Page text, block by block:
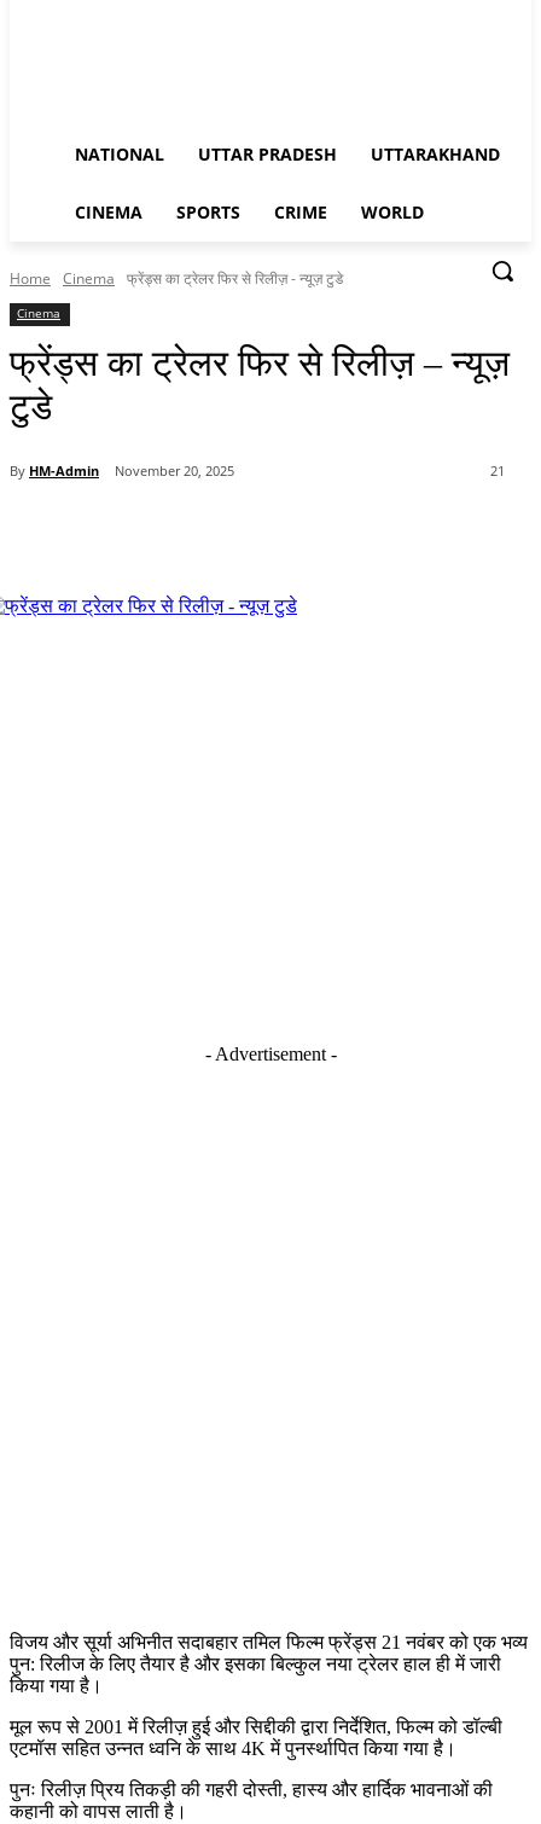
NATIONAL UTTAR PRADESH UTTARAKHAND
CINEMA SPORTS CRIME WORLD
Home Cinema फ्रेंड्स का ट्रेलर फिर से रिलीज़ - न्यूज़ टुडे
Cinema
फ्रेंड्स का ट्रेलर फिर से रिलीज़ – न्यूज़
टुडे
By HM-Admin November 20, 2025 21
- Advertisement -
विजय और सूर्या अभिनीत सदाबहार तमिल फिल्म फ्रेंड्स 21 नवंबर को एक भव्य
पुन: रिलीज के लिए तैयार है और इसका बिल्कुल नया ट्रेलर हाल ही में जारी
किया गया है।
मूल रूप से 2001 में रिलीज़ हुई और सिद्दीकी द्वारा निर्देशित, फिल्म को डॉल्बी
एटमॉस सहित उन्नत ध्वनि के साथ 4K में पुनर्स्थापित किया गया है।
पुनः रिलीज़ प्रिय तिकड़ी की गहरी दोस्ती, हास्य और हार्दिक भावनाओं की
कहानी को वापस लाती है।